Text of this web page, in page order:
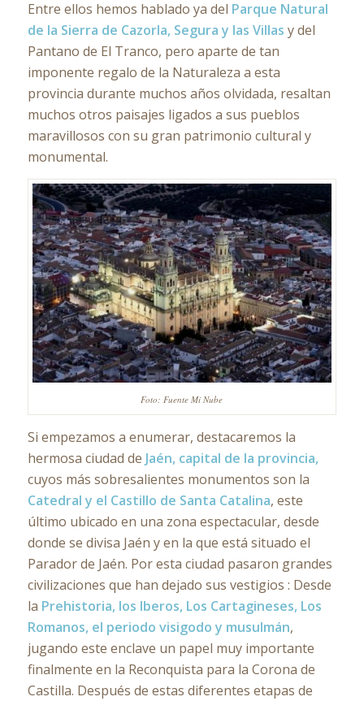
Entre ellos hemos hablado ya del Parque Natural
de la Sierra de Cazorla, Segura y las Villas y del
Pantano de El Tranco, pero aparte de tan
imponente regalo de la Naturaleza a esta
provincia durante muchos años olvidada, resaltan
muchos otros paisajes ligados a sus pueblos
maravillosos con su gran patrimonio cultural y
monumental.
Foto: Fuente Mi Nube
Si empezamos a enumerar, destacaremos la
hermosa ciudad de Jaén, capital de la provincia,
cuyos más sobresalientes monumentos son la
Catedral y el Castillo de Santa Catalina, este
último ubicado en una zona espectacular, desde
donde se divisa Jaén y en la que está situado el
Parador de Jaén. Por esta ciudad pasaron grandes
civilizaciones que han dejado sus vestigios : Desde
la Prehistoria, los Iberos, Los Cartagineses, Los
Romanos, el periodo visigodo y musulmán,
jugando este enclave un papel muy importante
finalmente en la Reconquista para la Corona de
Castilla. Después de estas diferentes etapas de